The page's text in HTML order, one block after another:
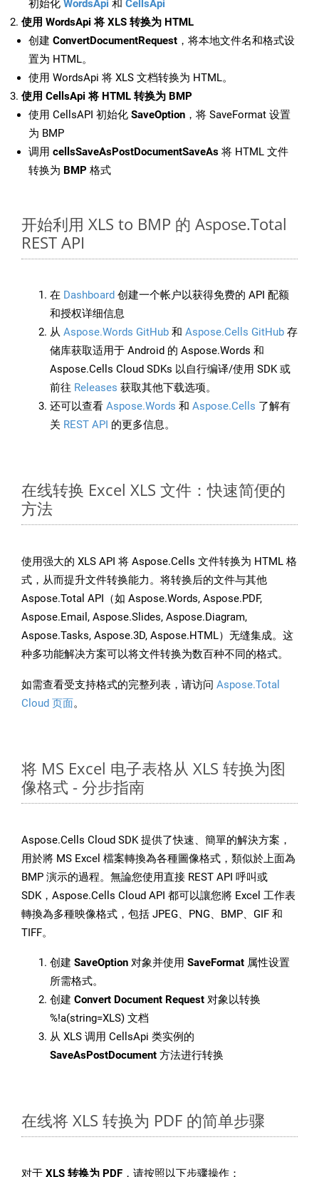
初始化 WordsApi 和 CellsApi
使用 WordsApi 将 XLS 转换为 HTML
创建 ConvertDocumentRequest ，将本地文件名和格式设
置为 HTML。
使用 WordsApi 将 XLS 文档转换为 HTML。
使用 CellsApi 将 HTML 转换为 BMP
使用 CellsAPI 初始化 SaveOption ，将 SaveFormat 设置
为 BMP
调用 cellsSaveAsPostDocumentSaveAs 将 HTML 文件
转换为 BMP 格式
开始利用 XLS to BMP 的 Aspose.Total
REST API
在 Dashboard 创建一个帐户以获得免费的 API 配额
和授权详细信息
从 Aspose.Words GitHub 和 Aspose.Cells GitHub 存
储库获取适用于 Android 的 Aspose.Words 和
Aspose.Cells Cloud SDKs 以自行编译/使用 SDK 或
前往 Releases 获取其他下载选项。
还可以查看 Aspose.Words 和 Aspose.Cells 了解有
关 REST API 的更多信息。
在线转换 Excel XLS 文件：快速简便的
方法
使用强大的 XLS API 将 Aspose.Cells 文件转换为 HTML 格
式，从而提升文件转换能力。将转换后的文件与其他
Aspose.Total API（如 Aspose.Words, Aspose.PDF,
Aspose.Email, Aspose.Slides, Aspose.Diagram,
Aspose.Tasks, Aspose.3D, Aspose.HTML）无缝集成。这
种多功能解决方案可以将文件转换为数百种不同的格式。
如需查看受支持格式的完整列表，请访问 Aspose.Total
Cloud 页面。
将 MS Excel 电子表格从 XLS 转换为图
像格式 - 分步指南
Aspose.Cells Cloud SDK 提供了快速、簡單的解決方案，
用於將 MS Excel 檔案轉換為各種圖像格式，類似於上面為
BMP 演示的過程。無論您使用直接 REST API 呼叫或
SDK，Aspose.Cells Cloud API 都可以讓您將 Excel 工作表
轉換為多種映像格式，包括 JPEG、PNG、BMP、GIF 和
TIFF。
创建 SaveOption 对象并使用 SaveFormat 属性设置
所需格式。
创建 Convert Document Request 对象以转换
%!a(string=XLS) 文档
从 XLS 调用 CellsApi 类实例的
SaveAsPostDocument 方法进行转换
在线将 XLS 转换为 PDF 的简单步骤
对于 XLS 转换为 PDF ，请按照以下步骤操作：